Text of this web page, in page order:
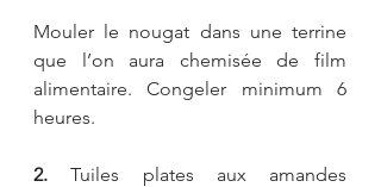
Mouler le nougat dans une terrine
que l’on aura chemisée de film
alimentaire. Congeler minimum 6
heures.
2. Tuiles plates aux amandes